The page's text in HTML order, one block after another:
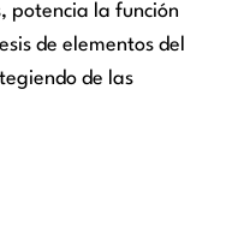
potencia la función
de elementos del
de las